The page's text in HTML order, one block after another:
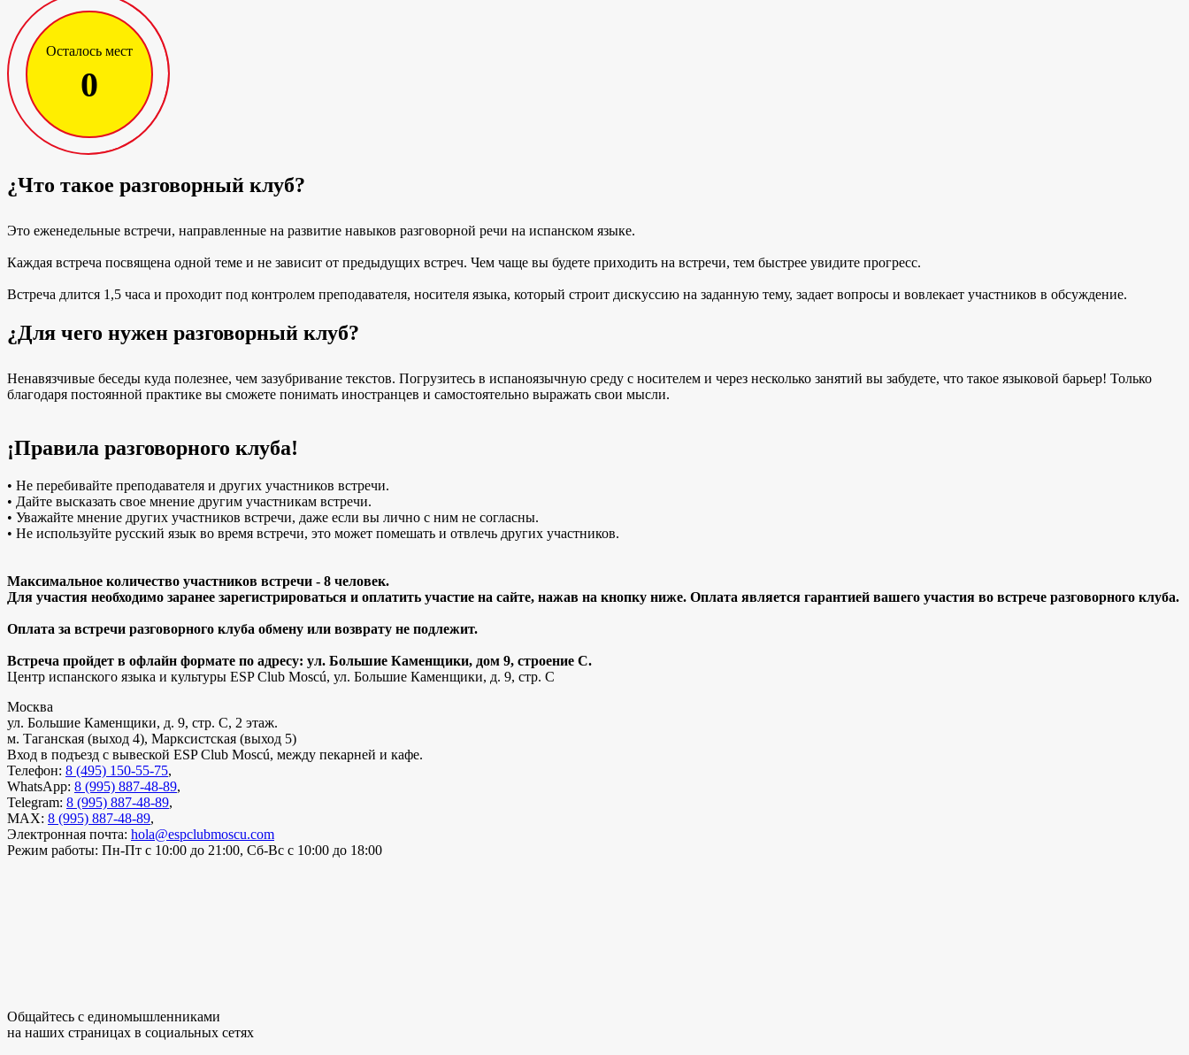
Осталось мест
0
¿Что такое разговорный клуб?
Это еженедельные встречи, направленные на развитие навыков разговорной речи на испанском языке.
Каждая встреча посвящена одной теме и не зависит от предыдущих встреч. Чем чаще вы будете приходить на встречи, тем быстрее увидите прогресс.
Встреча длится 1,5 часа и проходит под контролем преподавателя, носителя языка, который строит дискуссию на заданную тему, задает вопросы и вовлекает участников в обсуждение.
¿Для чего нужен разговорный клуб?
Ненавязчивые беседы куда полезнее, чем зазубривание текстов. Погрузитесь в испаноязычную среду с носителем и через несколько занятий вы забудете, что такое языковой барьер! Только
благодаря постоянной практике вы сможете понимать иностранцев и самостоятельно выражать свои мысли.
¡Правила разговорного клуба!
• Не перебивайте преподавателя и других участников встречи.
• Дайте высказать свое мнение другим участникам встречи.
• Уважайте мнение других участников встречи, даже если вы лично с ним не согласны.
• Не используйте русский язык во время встречи, это может помешать и отвлечь других участников.
Максимальное количество участников встречи - 8 человек.
Для участия необходимо заранее зарегистрироваться и оплатить участие на сайте, нажав на кнопку ниже. Оплата является гарантией вашего участия во встрече разговорного клуба.
Оплата за встречи разговорного клуба обмену или возврату не подлежит.
Встреча пройдет в офлайн формате по адресу: ул. Большие Каменщики, дом 9, строение С.
Центр испанского языка и культуры ESP Club Moscú, ул. Большие Каменщики, д. 9, стр. С
Москва
ул. Большие Каменщики, д. 9, стр. С, 2 этаж.
м. Таганская (выход 4), Марксистская (выход 5)
Вход в подъезд с вывеской ESP Club Moscú, между пекарней и кафе.
Телефон: 8 (495) 150-55-75,
WhatsApp: 8 (995) 887-48-89,
Telegram: 8 (995) 887-48-89,
MAX: 8 (995) 887-48-89,
Электронная почта: hola@espclubmoscu.com
Режим работы: Пн-Пт с 10:00 до 21:00, Сб-Вс с 10:00 до 18:00
Общайтесь с единомышленниками
на наших страницах в социальных сетях